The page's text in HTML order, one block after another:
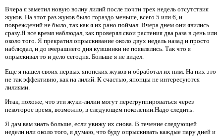
Вчера я заметил новую волну лилий после почти трех недель отсутствия
жуков. На этот раз жуков было гораздо меньше, всего 5 или 6, и
повреждений не было, так как я их рано поймал. Вчера днем ​​они явились
сразу.Я все время наблюдал, как проверял свои растения два раза в день или
около того. Я прекратил опрыскивание около двух недель назад и просто
наблюдал, и до вчерашнего дня кувшинки не появлялись. Так что я
опрыскивал то и дело сегодня. Больше я не видел.
Еще я нашел своих первых японских жуков и обработал их ним. На них это
не так эффективно, как на лилий. К счастью, японцы не интересуются
лилиями.
Итак, похоже, что эти жуки-лилии могут перегруппироваться через
некоторое время, возможно, в следующем поколении.Надо следить.
Я дам вам знать больше, если увижу их снова. В течение следующей
недели или около того, я думаю, что буду опрыскивать каждые пару дней и